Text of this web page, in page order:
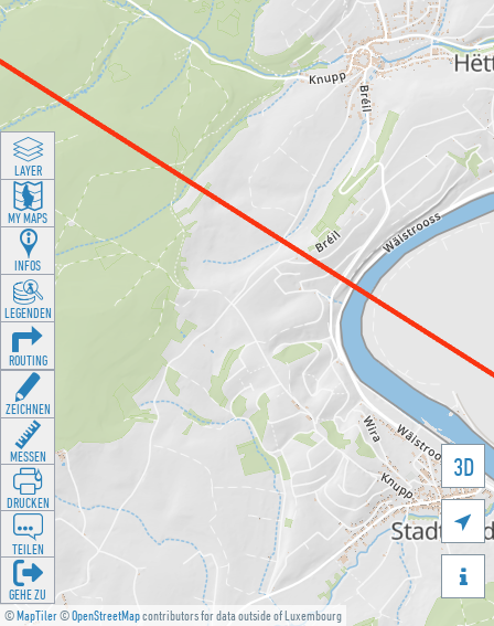
©MapTiler©OpenStreetMapcontributors for data outside of Luxembourg
3D


LAYER
MY MAPS
INFOS
LEGENDEN
ROUTING
ZEICHNEN
MESSEN
DRUCKEN
TEILEN
GEHE ZU